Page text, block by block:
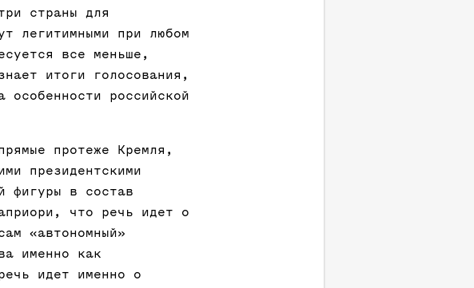
страны для
легитимными при любом
все меньше,
итоги голосования,
российской
протеже Кремля,
президентскими
фигуры в состав
что речь идет о
«автономный»
именно как
идет именно о